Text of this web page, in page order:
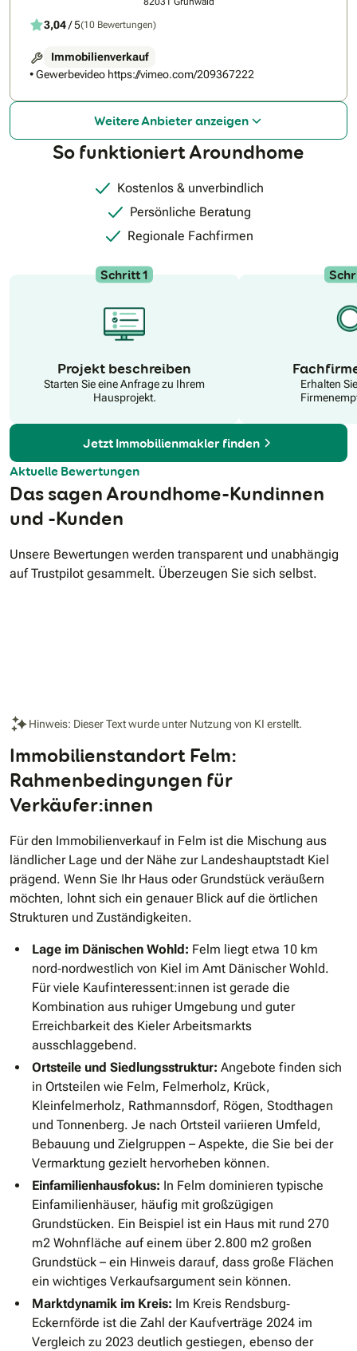
3,04/ 5(10 Bewertungen)
Immobilienverkauf
• Gewerbevideo https://vimeo.com/209367222
Weitere Anbieter anzeigen
So funktioniert Aroundhome
Kostenlos & unverbindlich
Persönliche Beratung
Regionale Fachfirmen
Schritt 1
Projekt beschreiben
Starten Sie eine Anfrage zu Ihrem
Hausprojekt.
Erhalten
Jetzt Immobilienmakler finden
Aktuelle Bewertungen
Das sagen Aroundhome-Kundinnen
und -Kunden
Unsere Bewertungen werden transparent und unabhängig
auf Trustpilot gesammelt. Überzeugen Sie sich selbst.
Hinweis: Dieser Text wurde unter Nutzung von KI erstellt.
Immobilienstandort Felm:
Rahmenbedingungen für
Verkäufer:innen
Für den Immobilienverkauf in Felm ist die Mischung aus
ländlicher Lage und der Nähe zur Landeshauptstadt Kiel
prägend. Wenn Sie Ihr Haus oder Grundstück veräußern
möchten, lohnt sich ein genauer Blick auf die örtlichen
Strukturen und Zuständigkeiten.
Lage im Dänischen Wohld: Felm liegt etwa 10 km
nord‐nordwestlich von Kiel im Amt Dänischer Wohld.
Für viele Kaufinteressent:innen ist gerade die
Kombination aus ruhiger Umgebung und guter
Erreichbarkeit des Kieler Arbeitsmarkts
ausschlaggebend.
Ortsteile und Siedlungsstruktur: Angebote finden sich
in Ortsteilen wie Felm, Felmerholz, Krück,
Kleinfelmerholz, Rathmannsdorf, Rögen, Stodthagen
und Tonnenberg. Je nach Ortsteil variieren Umfeld,
Bebauung und Zielgruppen – Aspekte, die Sie bei der
Vermarktung gezielt hervorheben können.
Einfamilienhausfokus: In Felm dominieren typische
Einfamilienhäuser, häufig mit großzügigen
Grundstücken. Ein Beispiel ist ein Haus mit rund 270
m2 Wohnfläche auf einem über 2.800 m2 großen
Grundstück – ein Hinweis darauf, dass große Flächen
ein wichtiges Verkaufsargument sein können.
Marktdynamik im Kreis: Im Kreis Rendsburg‐
Eckernförde ist die Zahl der Kaufverträge 2024 im
Vergleich zu 2023 deutlich gestiegen, ebenso der